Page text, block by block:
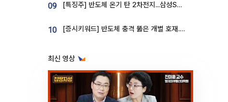
09 [특징주] 반도체 온기 탄 2차전지...삼성SDI, 장 초반 7% 넘게 껑충
10 [증시키워드] 반도체 충격 뚫은 개별 호재...포스코퓨처엠·에코프로·한화솔루션 '눈길'
최신 영상